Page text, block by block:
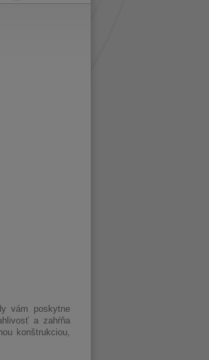
vám poskytne
a zahŕňa
konštrukciou,